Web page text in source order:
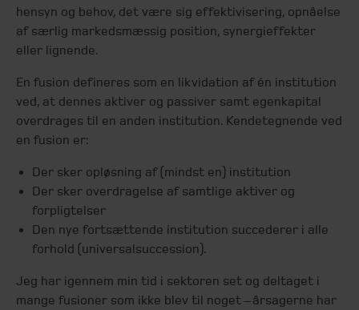
hensyn og behov, det være sig effektivisering, opnåelse
af særlig markedsmæssig position, synergieffekter
eller lignende.
En fusion defineres som en likvidation af én institution
ved, at dennes aktiver og passiver samt egenkapital
overdrages til en anden institution. Kendetegnende ved
en fusion er:
Der sker opløsning af (mindst en) institution
Der sker overdragelse af samtlige aktiver og
forpligtelser
Den nye fortsættende institution succederer i alle
forhold (universalsuccession).
Jeg har igennem min tid i sektoren set og deltaget i
mange fusioner som ikke blev til noget – årsagerne har